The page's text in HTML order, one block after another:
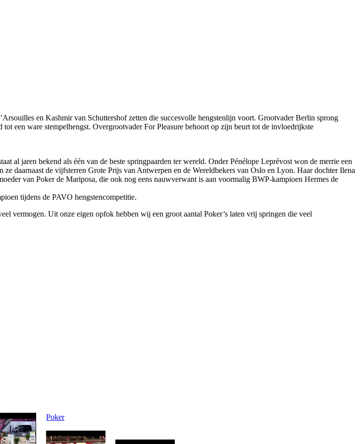
en Kashmir van Schuttershof zetten die succesvolle hengstenlijn voort. Grootvader Berlin sprong
een ware stempelhengst. Overgrootvader For Pleasure behoort op zijn beurt tot de invloedrijkste
al jaren bekend als één van de beste springpaarden ter wereld. Onder Pénélope Leprévost won de merrie een
daarnaast de vijfsterren Grote Prijs van Antwerpen en de Wereldbekers van Oslo en Lyon. Haar dochter Ilena
van Poker de Mariposa, die ook nog eens nauwverwant is aan voormalig BWP-kampioen Hermes de
tijdens de PAVO hengstencompetitie.
vermogen. Uit onze eigen opfok hebben wij een groot aantal Poker’s laten vrij springen die veel
Poker